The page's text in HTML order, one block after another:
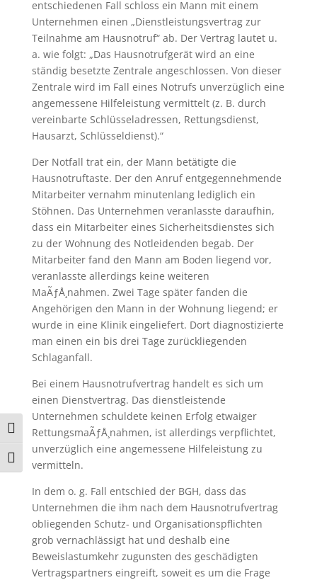
Umschalten auf hohe Kontraste
Schrift vergrößern
entschiedenen Fall schloss ein Mann mit einem
Unternehmen einen „Dienstleistungsvertrag zur
Teilnahme am Hausnotruf“ ab. Der Vertrag lautet u.
a. wie folgt: „Das Hausnotrufgerät wird an eine
ständig besetzte Zentrale angeschlossen. Von dieser
Zentrale wird im Fall eines Notrufs unverzüglich eine
angemessene Hilfeleistung vermittelt (z. B. durch
vereinbarte Schlüsseladressen, Rettungsdienst,
Hausarzt, Schlüsseldienst).“
Der Notfall trat ein, der Mann betätigte die
Hausnotruftaste. Der den Anruf entgegennehmende
Mitarbeiter vernahm minutenlang lediglich ein
Stöhnen. Das Unternehmen veranlasste daraufhin,
dass ein Mitarbeiter eines Sicherheitsdienstes sich
zu der Wohnung des Notleidenden begab. Der
Mitarbeiter fand den Mann am Boden liegend vor,
veranlasste allerdings keine weiteren
MaÃƒÅ¸nahmen. Zwei Tage später fanden die
Angehörigen den Mann in der Wohnung liegend; er
wurde in eine Klinik eingeliefert. Dort diagnostizierte
man einen ein bis drei Tage zurückliegenden
Schlaganfall.
Bei einem Hausnotrufvertrag handelt es sich um
einen Dienstvertrag. Das dienstleistende
Unternehmen schuldete keinen Erfolg etwaiger
RettungsmaÃƒÅ¸nahmen, ist allerdings verpflichtet,
unverzüglich eine angemessene Hilfeleistung zu
vermitteln.
In dem o. g. Fall entschied der BGH, dass das
Unternehmen die ihm nach dem Hausnotrufvertrag
obliegenden Schutz- und Organisationspflichten
grob vernachlässigt hat und deshalb eine
Beweislastumkehr zugunsten des geschädigten
Vertragspartners eingreift, soweit es um die Frage